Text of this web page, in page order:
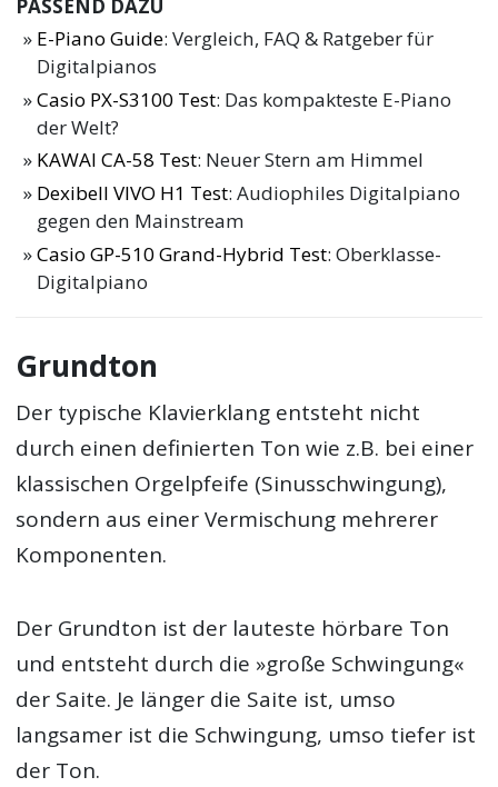
PASSEND DAZU
E-Piano Guide: Vergleich, FAQ & Ratgeber für
Digitalpianos
Casio PX-S3100 Test: Das kompakteste E-Piano
der Welt?
KAWAI CA-58 Test: Neuer Stern am Himmel
Dexibell VIVO H1 Test: Audiophiles Digitalpiano
gegen den Mainstream
Casio GP-510 Grand-Hybrid Test: Oberklasse-
Digitalpiano
Grundton
Der typische Klavierklang entsteht nicht
durch einen definierten Ton wie z.B. bei einer
klassischen Orgelpfeife (Sinusschwingung),
sondern aus einer Vermischung mehrerer
Komponenten.
Der Grundton ist der lauteste hörbare Ton
und entsteht durch die »große Schwingung«
der Saite. Je länger die Saite ist, umso
langsamer ist die Schwingung, umso tiefer ist
der Ton.